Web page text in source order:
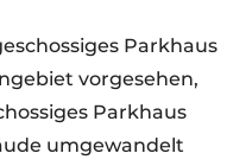
Parkhaus
vorgesehen,
Parkhaus
umgewandelt